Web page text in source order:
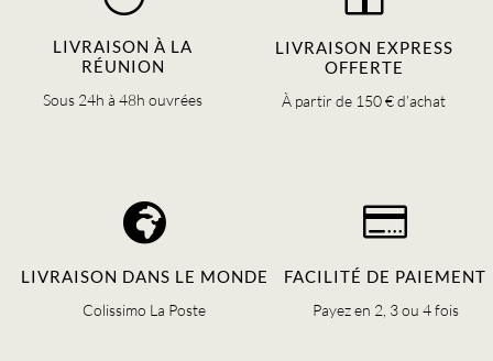
LIVRAISON À LA
RÉUNION
Sous 24h à 48h ouvrées
LIVRAISON EXPRESS
OFFERTE
À partir de 150 € d’achat

LIVRAISON DANS LE MONDE
Colissimo La Poste

FACILITÉ DE PAIEMENT
Payez en 2, 3 ou 4 fois